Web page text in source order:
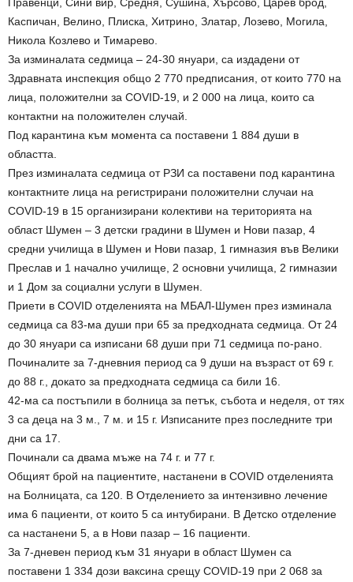
Каспичан, Велино, Плиска, Хитрино, Златар, Лозево, Могила,
Никола Козлево и Тимарево.
За изминалата седмица – 24-30 януари, са издадени от
Здравната инспекция общо 2 770 предписания, от които 770 на
лица, положителни за COVID-19, и 2 000 на лица, които са
контактни на положителен случай.
Под карантина към момента са поставени 1 884 души в
областта.
През изминалата седмица от РЗИ са поставени под карантина
контактните лица на регистрирани положителни случаи на
COVID-19 в 15 организирани колективи на територията на
област Шумен – 3 детски градини в Шумен и Нови пазар, 4
средни училища в Шумен и Нови пазар, 1 гимназия във Велики
Преслав и 1 начално училище, 2 основни училища, 2 гимназии
и 1 Дом за социални услуги в Шумен.
Приети в COVID отделенията на МБАЛ-Шумен през изминала
седмица са 83-ма души при 65 за предходната седмица. От 24
до 30 януари са изписани 68 души при 71 седмица по-рано.
Починалите за 7-дневния период са 9 души на възраст от 69 г.
до 88 г., докато за предходната седмица са били 16.
42-ма са постъпили в болница за петък, събота и неделя, от тях
3 са деца на 3 м., 7 м. и 15 г. Изписаните през последните три
дни са 17.
Починали са двама мъже на 74 г. и 77 г.
Общият брой на пациентите, настанени в COVID отделенията
на Болницата, са 120. В Отделението за интензивно лечение
има 6 пациенти, от които 5 са интубирани. В Детско отделение
са настанени 5, а в Нови пазар – 16 пациенти.
За 7-дневен период към 31 януари в област Шумен са
поставени 1 334 дози ваксина срещу COVID-19 при 2 068 за